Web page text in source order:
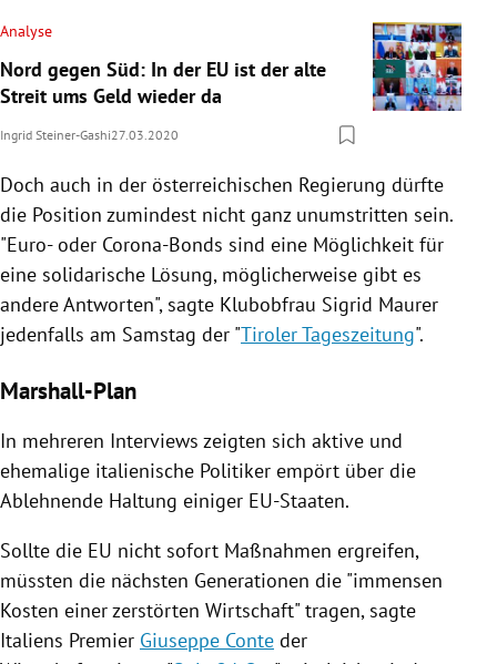
Analyse
Nord gegen Süd: In der EU ist der alte
Streit ums Geld wieder da
Ingrid Steiner-Gashi27.03.2020
Doch auch in der österreichischen Regierung dürfte
die Position zumindest nicht ganz unumstritten sein.
"Euro- oder Corona-Bonds sind eine Möglichkeit für
eine solidarische Lösung, möglicherweise gibt es
andere Antworten", sagte Klubobfrau Sigrid Maurer
jedenfalls am Samstag der "Tiroler Tageszeitung".
Marshall-Plan
In mehreren Interviews zeigten sich aktive und
ehemalige italienische Politiker empört über die
Ablehnende Haltung einiger EU-Staaten.
Sollte die EU nicht sofort Maßnahmen ergreifen,
müssten die nächsten Generationen die "immensen
Kosten einer zerstörten Wirtschaft" tragen, sagte
Italiens Premier Giuseppe Conte der